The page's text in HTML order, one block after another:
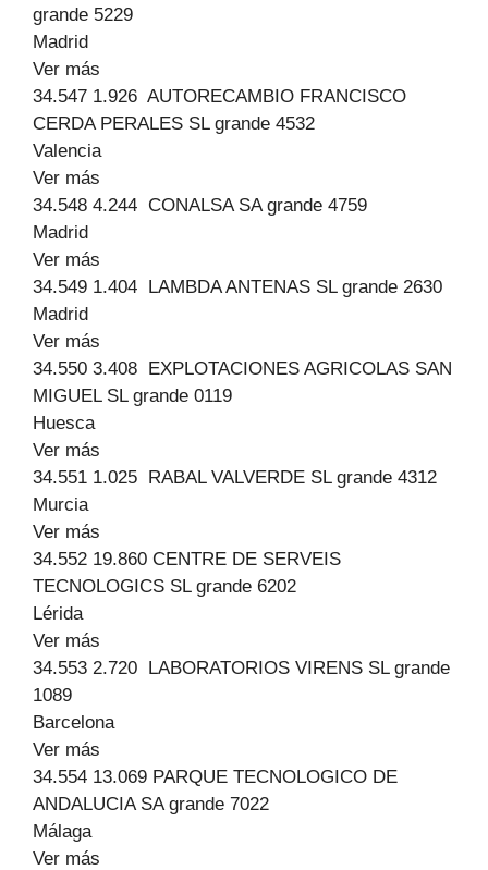
grande 5229
Madrid
Ver más
34.547 1.926 AUTORECAMBIO FRANCISCO
CERDA PERALES SL grande 4532
Valencia
Ver más
34.548 4.244 CONALSA SA grande 4759
Madrid
Ver más
34.549 1.404 LAMBDA ANTENAS SL grande 2630
Madrid
Ver más
34.550 3.408 EXPLOTACIONES AGRICOLAS SAN
MIGUEL SL grande 0119
Huesca
Ver más
34.551 1.025 RABAL VALVERDE SL grande 4312
Murcia
Ver más
34.552 19.860 CENTRE DE SERVEIS
TECNOLOGICS SL grande 6202
Lérida
Ver más
34.553 2.720 LABORATORIOS VIRENS SL grande
1089
Barcelona
Ver más
34.554 13.069 PARQUE TECNOLOGICO DE
ANDALUCIA SA grande 7022
Málaga
Ver más